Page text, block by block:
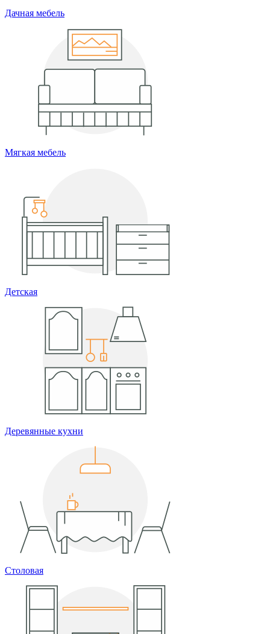
Дачная мебель
Мягкая мебель
Детская
Деревянные кухни
Столовая